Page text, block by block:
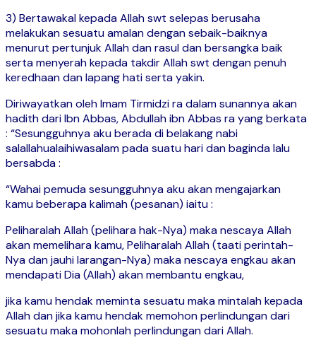
3) Bertawakal kepada Allah swt selepas berusaha
melakukan sesuatu amalan dengan sebaik-baiknya
menurut pertunjuk Allah dan rasul dan bersangka baik
serta menyerah kepada takdir Allah swt dengan penuh
keredhaan dan lapang hati serta yakin.
Diriwayatkan oleh Imam Tirmidzi ra dalam sunannya akan
hadith dari Ibn Abbas, Abdullah ibn Abbas ra yang berkata
: “Sesungguhnya aku berada di belakang nabi
salallahualaihiwasalam pada suatu hari dan baginda lalu
bersabda :
“Wahai pemuda sesungguhnya aku akan mengajarkan
kamu beberapa kalimah (pesanan) iaitu :
Peliharalah Allah (pelihara hak-Nya) maka nescaya Allah
akan memelihara kamu, Peliharalah Allah (taati perintah-
Nya dan jauhi larangan-Nya) maka nescaya engkau akan
mendapati Dia (Allah) akan membantu engkau,
jika kamu hendak meminta sesuatu maka mintalah kepada
Allah dan jika kamu hendak memohon perlindungan dari
sesuatu maka mohonlah perlindungan dari Allah.